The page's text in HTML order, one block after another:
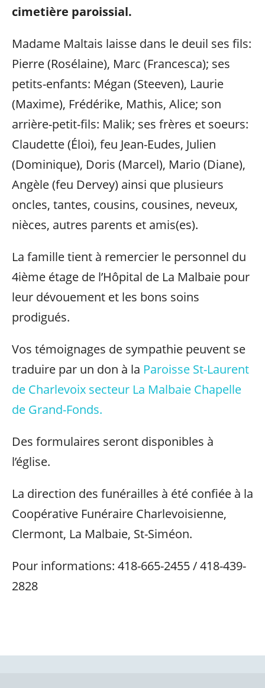
cimetière paroissial.
Madame Maltais laisse dans le deuil ses fils:
Pierre (Rosélaine), Marc (Francesca); ses
petits-enfants: Mégan (Steeven), Laurie
(Maxime), Frédérike, Mathis, Alice; son
arrière-petit-fils: Malik; ses frères et soeurs:
Claudette (Éloi), feu Jean-Eudes, Julien
(Dominique), Doris (Marcel), Mario (Diane),
Angèle (feu Dervey) ainsi que plusieurs
oncles, tantes, cousins, cousines, neveux,
nièces, autres parents et amis(es).
La famille tient à remercier le personnel du
4ième étage de l’Hôpital de La Malbaie pour
leur dévouement et les bons soins
prodigués.
Vos témoignages de sympathie peuvent se
traduire par un don à la Paroisse St-Laurent
de Charlevoix secteur La Malbaie Chapelle
de Grand-Fonds.
Des formulaires seront disponibles à
l’église.
La direction des funérailles à été confiée à la
Coopérative Funéraire Charlevoisienne,
Clermont, La Malbaie, St-Siméon.
Pour informations: 418-665-2455 / 418-439-
2828